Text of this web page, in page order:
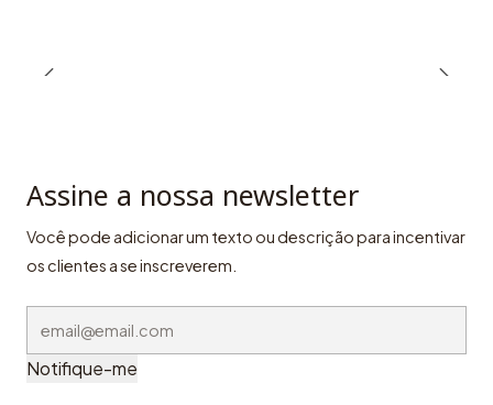
Assine a nossa newsletter
Você pode adicionar um texto ou descrição para incentivar
os clientes a se inscreverem.
Notifique-me